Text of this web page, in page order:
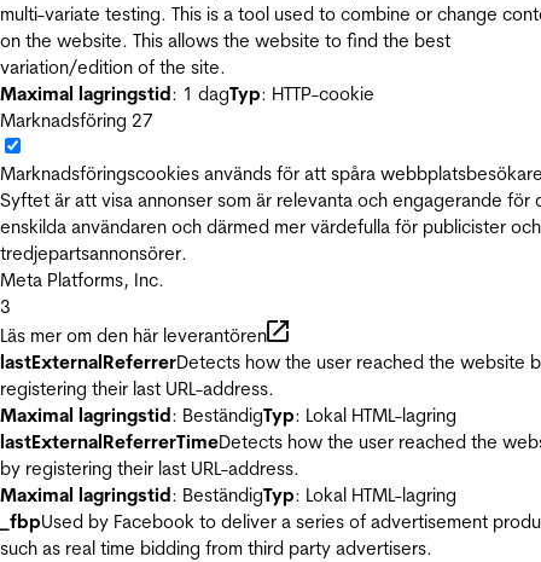
multi-variate testing. This is a tool used to combine or change
on the website. This allows the website to find the best
variation/edition of the site.
Maximal lagringstid: 1 dagTyp: HTTP-cookie
Marknadsföring 27
Marknadsföringscookies används för att spåra
Syftet är att visa annonser som är relevanta och engagerande för
enskilda användaren och därmed mer värdefulla för publicister och
tredjepartsannonsörer.
Meta Platforms, Inc.
3
Läs mer om den här leverantören
lastExternalReferrerDetects how the user reached the website
registering their last URL-address.
Maximal lagringstid: BeständigTyp: Lokal HTML-lagring
lastExternalReferrerTimeDetects how the user reached the
by registering their last URL-address.
Maximal lagringstid: BeständigTyp: Lokal HTML-lagring
_fbpUsed by Facebook to deliver a series of advertisement
such as real time bidding from third party advertisers.